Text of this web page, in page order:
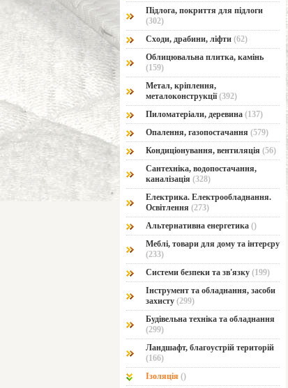
Підлога, покриття для підлоги
(302)
Сходи, драбини, ліфти (62)
Облицювальна плитка, камінь
(159)
Метал, кріплення,
металоконструкції(392)
Пиломатеріали, деревина (137)
Опалення, газопостачання (579)
Кондиціонування, вентиляція (56)
Сантехніка, водопостачання,
каналізація (328)
Електрика. Електрообладнання.
Освітлення (273)
Альтернативна енергетика ()
Меблі, товари для дому та інтерєру
(233)
Системи безпеки та зв'язку (199)
Інструмент та обладнання, засоби
захисту (299)
Будівельна техніка та обладнання
(299)
Ландшафт, благоустрій територій
(166)
Ізоляція ()